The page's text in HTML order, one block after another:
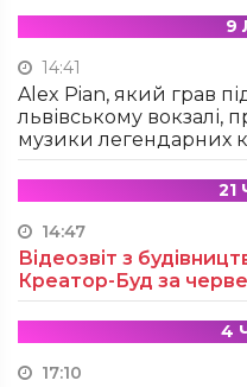
9
14:41
Alex Pian, який грав
львівському вокзалі,
музики легендарних
21
14:47
Відеозвіт з
Креатор-Буд за
4
17:10